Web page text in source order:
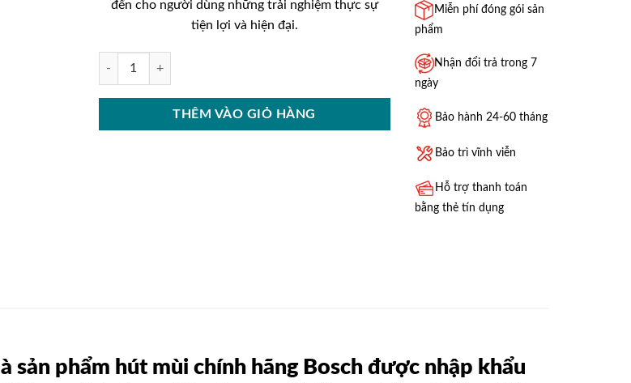
đến cho người dùng những trải nghiệm thực sự
tiện lợi và hiện đại.
Máy hút mùi BOSCH DWB06W850B số lượng
THÊM VÀO GIỎ HÀNG
Miễn phí đóng gói sản
phẩm
Nhận đổi trả trong 7
ngày
Bảo hành 24-60 tháng
Bảo trì vĩnh viễn
Hỗ trợ thanh toán
bằng thẻ tín dụng
là sản phẩm hút mùi chính hãng Bosch được nhập khẩu